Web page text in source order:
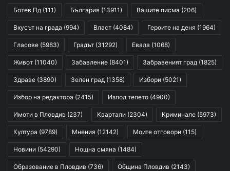
Ботев Пд (111) България (13911) Вашите писма (206)
Вкусът на града (994) Власт (4084) Героите на деня (1964)
Гласове (5983) Градът (31292) Евала (1068)
Живот (11040) Забавление (8401) Забравеният град (1825)
Здраве (3890) Зелен град (1358) Избори (5021)
Избор на редактора (2415) Изпод тепето (4900)
Имоти в Пловдив (237) Квартали (2304) Криминале (5973)
Култура (9789) Мнения (12142) Моите отговори (115)
Новини (54290) Нощна смяна (1484)
Образование в Пловдив (736) Община Пловдив (2143)